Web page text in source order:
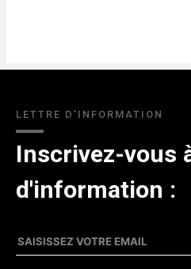
LETTRE D'INFORMATION
Inscrivez-vous
d'information :